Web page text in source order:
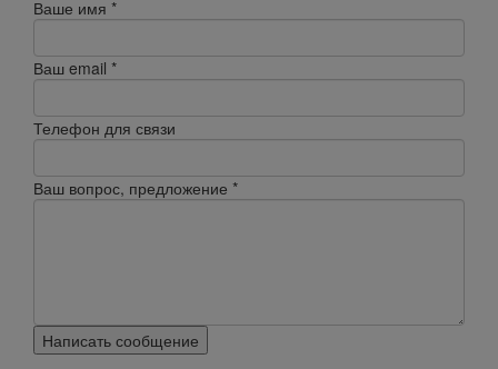
Ваше имя *
Ваш email *
Телефон для связи
Ваш вопрос, предложение *
Написать сообщение